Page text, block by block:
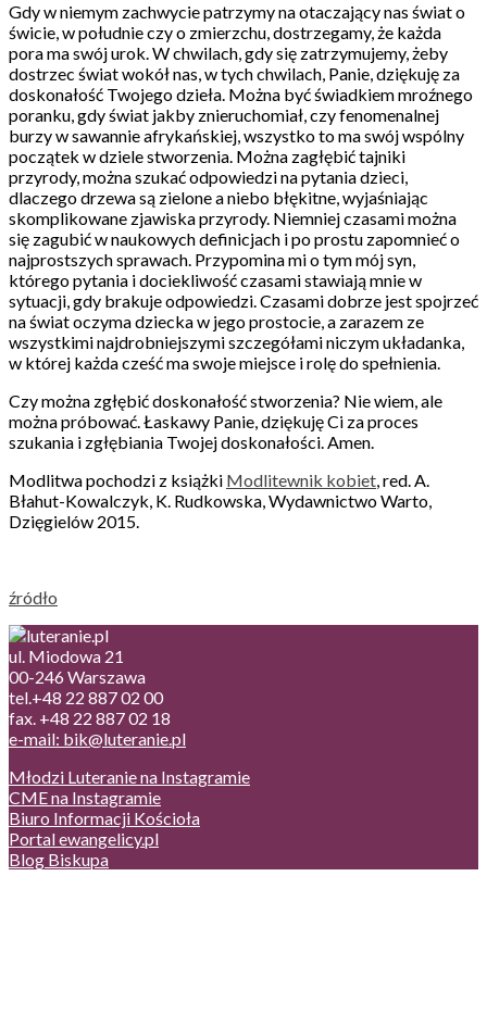
Gdy w niemym zachwycie patrzymy na otaczający nas świat o
świcie, w południe czy o zmierzchu, dostrzegamy, że każda
pora ma swój urok. W chwilach, gdy się zatrzymujemy, żeby
dostrzec świat wokół nas, w tych chwilach, Panie, dziękuję za
doskonałość Twojego dzieła. Można być świadkiem mroźnego
poranku, gdy świat jakby znieruchomiał, czy fenomenalnej
burzy w sawannie afrykańskiej, wszystko to ma swój wspólny
początek w dziele stworzenia. Można zagłębić tajniki
przyrody, można szukać odpowiedzi na pytania dzieci,
dlaczego drzewa są zielone a niebo błękitne, wyjaśniając
skomplikowane zjawiska przyrody. Niemniej czasami można
się zagubić w naukowych definicjach i po prostu zapomnieć o
najprostszych sprawach. Przypomina mi o tym mój syn,
którego pytania i dociekliwość czasami stawiają mnie w
sytuacji, gdy brakuje odpowiedzi. Czasami dobrze jest spojrzeć
na świat oczyma dziecka w jego prostocie, a zarazem ze
wszystkimi najdrobniejszymi szczegółami niczym układanka,
w której każda cześć ma swoje miejsce i rolę do spełnienia.
Czy można zgłębić doskonałość stworzenia? Nie wiem, ale
można próbować. Łaskawy Panie, dziękuję Ci za proces
szukania i zgłębiania Twojej doskonałości. Amen.
Modlitwa pochodzi z książki Modlitewnik kobiet, red. A.
Błahut-Kowalczyk, K. Rudkowska, Wydawnictwo Warto,
Dzięgielów 2015.
źródło
ul. Miodowa 21
00-246 Warszawa
tel.+48 22 887 02 00
fax. +48 22 887 02 18
e-mail: bik@luteranie.pl
Młodzi Luteranie na Instagramie
CME na Instagramie
Biuro Informacji Kościoła
Portal ewangelicy.pl
Blog Biskupa